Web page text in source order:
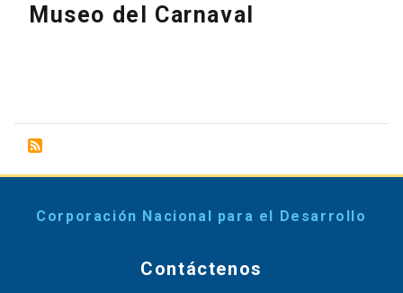
Museo del Carnaval
Corporación Nacional para el Desarrollo
Contáctenos